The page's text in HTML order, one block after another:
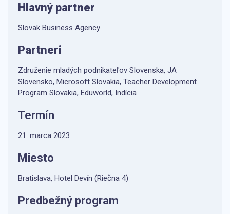
Hlavný partner
Slovak Business Agency
Partneri
Združenie mladých podnikateľov Slovenska, JA
Slovensko, Microsoft Slovakia, Teacher Development
Program Slovakia, Eduworld, Indícia
Termín
21. marca 2023
Miesto
Bratislava, Hotel Devín (Riečna 4)
Predbežný program